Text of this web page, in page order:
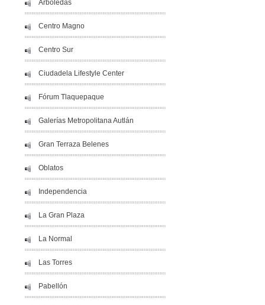
Arboledas
Centro Magno
Centro Sur
Ciudadela Lifestyle Center
Fórum Tlaquepaque
Galerías Metropolitana Autlán
Gran Terraza Belenes
Oblatos
Independencia
La Gran Plaza
La Normal
Las Torres
Pabellón